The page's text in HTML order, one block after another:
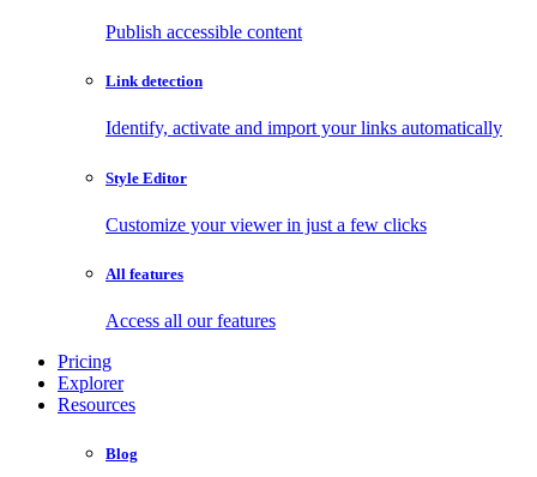
Publish accessible content
Link detection
Identify, activate and import your links automatically
Style Editor
Customize your viewer in just a few clicks
All features
Access all our features
Pricing
Explorer
Resources
Blog